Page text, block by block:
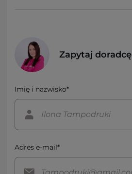
Zapytaj doradcę
Imię i nazwisko*
Adres e-mail*